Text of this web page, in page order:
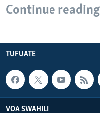
Continue reading
TUFUATE
VOA SWAHILI